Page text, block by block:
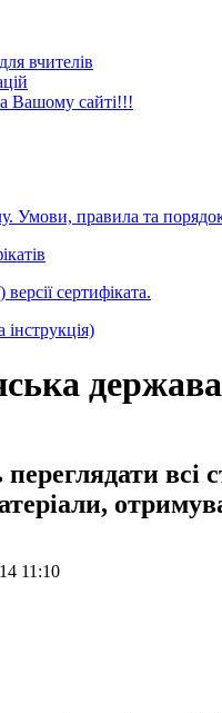
вчителів
Вашому сайті!!!
Умови, правила та
сертифіката.
всі
11:10